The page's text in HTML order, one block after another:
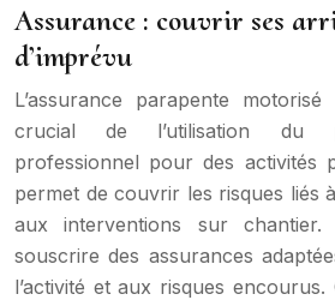
Assurance : couvrir ses
d’imprévu
L’assurance parapente
crucial de l’utilisation du
professionnel pour des activités
permet de couvrir les risques liés
aux interventions sur
souscrire des assurances
l’activité et aux risques encourus.